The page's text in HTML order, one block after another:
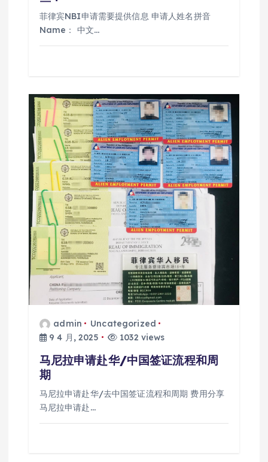
菲律宾NBI申请需要提供信息 申请人姓名拼音
Name： 中文…
admin
Uncategorized
9 4 月, 2025
1032 views
马尼拉申请赴华/中国签证流程和周
期
马尼拉申请赴华/去中国签证流程和周期 费用分享
马尼拉申请赴…